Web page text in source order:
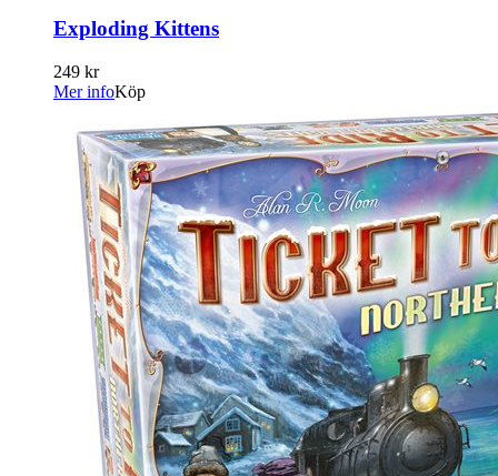
Exploding Kittens
249 kr
Mer infoKöp